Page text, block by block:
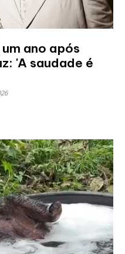
ano após
'A saudade é